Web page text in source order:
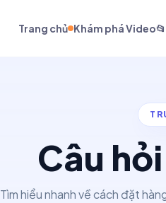
Trang chủ Khám phá Video
Câu
Tìm hiểu nhanh về cách đặt